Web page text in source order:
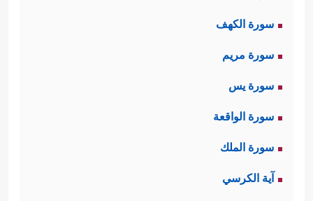
سورة الكهف
سورة مريم
سورة يس
سورة الواقعة
سورة الملك
آية الكرسي